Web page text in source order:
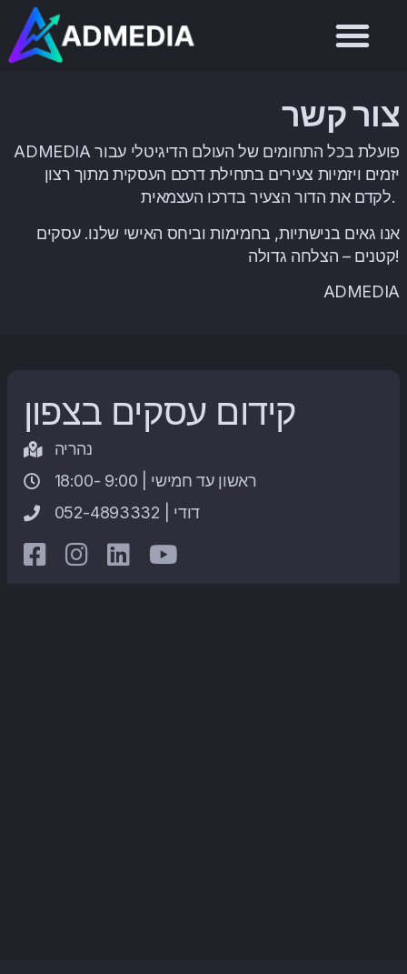
צור קשר
ADMEDIA פועלת בכל התחומים של העולם הדיגיטלי עבור
יזמים ויזמיות צעירים בתחילת דרכם העסקית מתוך רצון
לקדם את הדור הצעיר בדרכו העצמאית.
אנו גאים בנישתיות, בחמימות וביחס האישי שלנו. עסקים
קטנים – הצלחה גדולה!
ADMEDIA
קידום עסקים בצפון
נהריה
ראשון עד חמישי | 9:00 -18:00
052-4893332 | דודי